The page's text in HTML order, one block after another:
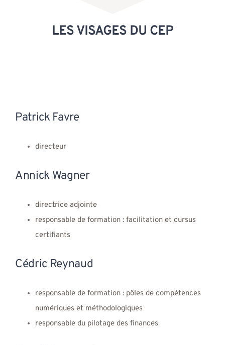
LES VISAGES DU CEP
Patrick Favre
directeur
Annick Wagner
directrice adjointe
responsable de formation : facilitation et cursus
certifiants
Cédric Reynaud
responsable de formation : pôles de compétences
numériques et méthodologiques
responsable du pilotage des finances